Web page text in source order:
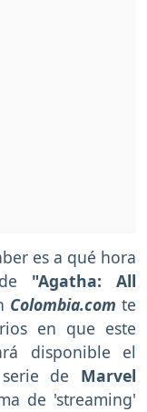
es a qué hora
"Agatha: All
Colombia.com te
en que este
disponible el
de Marvel
de 'streaming'